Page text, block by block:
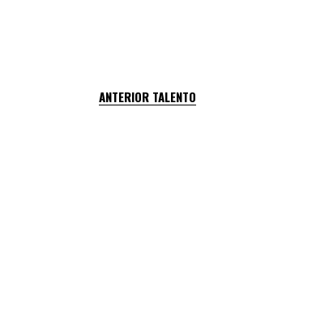
ANTERIOR TALENTO